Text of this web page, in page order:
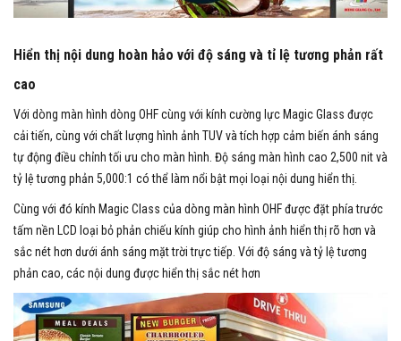
Hiển thị nội dung hoàn hảo với độ sáng và tỉ lệ tương phản rất
cao
Với dòng màn hình dòng OHF cùng với kính cường lực Magic Glass được
cải tiến, cùng với chất lượng hình ảnh TUV và tích hợp cảm biến ánh sáng
tự động điều chỉnh tối ưu cho màn hình. Độ sáng màn hình cao 2,500 nit và
tỷ lệ tương phản 5,000:1 có thể làm nổi bật mọi loại nội dung hiển thị.
Cùng với đó kính Magic Class của dòng màn hình OHF được đặt phía trước
tấm nền LCD loại bỏ phản chiếu kính giúp cho hình ảnh hiển thị rõ hơn và
sắc nét hơn dưới ánh sáng mặt trời trực tiếp. Với độ sáng và tỷ lệ tương
phản cao, các nội dung được hiển thị sắc nét hơn